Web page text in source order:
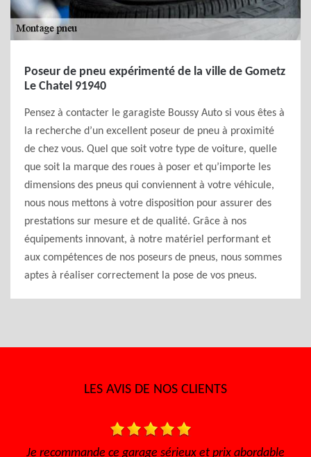
Poseur de pneu expérimenté de la ville de Gometz
Le Chatel 91940
Pensez à contacter le garagiste Boussy Auto si vous êtes à
la recherche d’un excellent poseur de pneu à proximité
de chez vous. Quel que soit votre type de voiture, quelle
que soit la marque des roues à poser et qu’importe les
dimensions des pneus qui conviennent à votre véhicule,
nous nous mettons à votre disposition pour assurer des
prestations sur mesure et de qualité. Grâce à nos
équipements innovant, à notre matériel performant et
aux compétences de nos poseurs de pneus, nous sommes
aptes à réaliser correctement la pose de vos pneus.
LES AVIS DE NOS CLIENTS
ce garage sérieux et prix abordable
Très bon